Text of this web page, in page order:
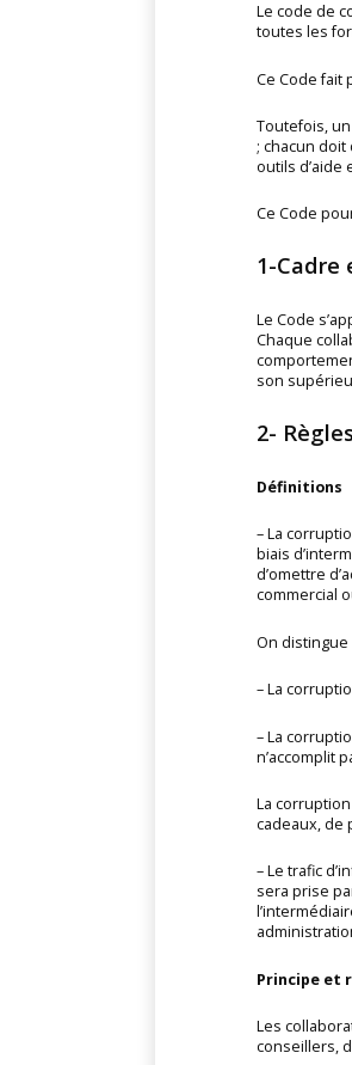
Le code de
toutes les
Ce Code fait
Toutefois,
; chacun
outils d’aide
Ce Code
1-Cadre
Le Code
Chaque
son
2-
Définitions
– La
biais
d’omettre
commercial
On
– La
– La
n’accomplit
La
cadeaux, de
– Le trafic
sera prise
Principe et
Les
conseillers,